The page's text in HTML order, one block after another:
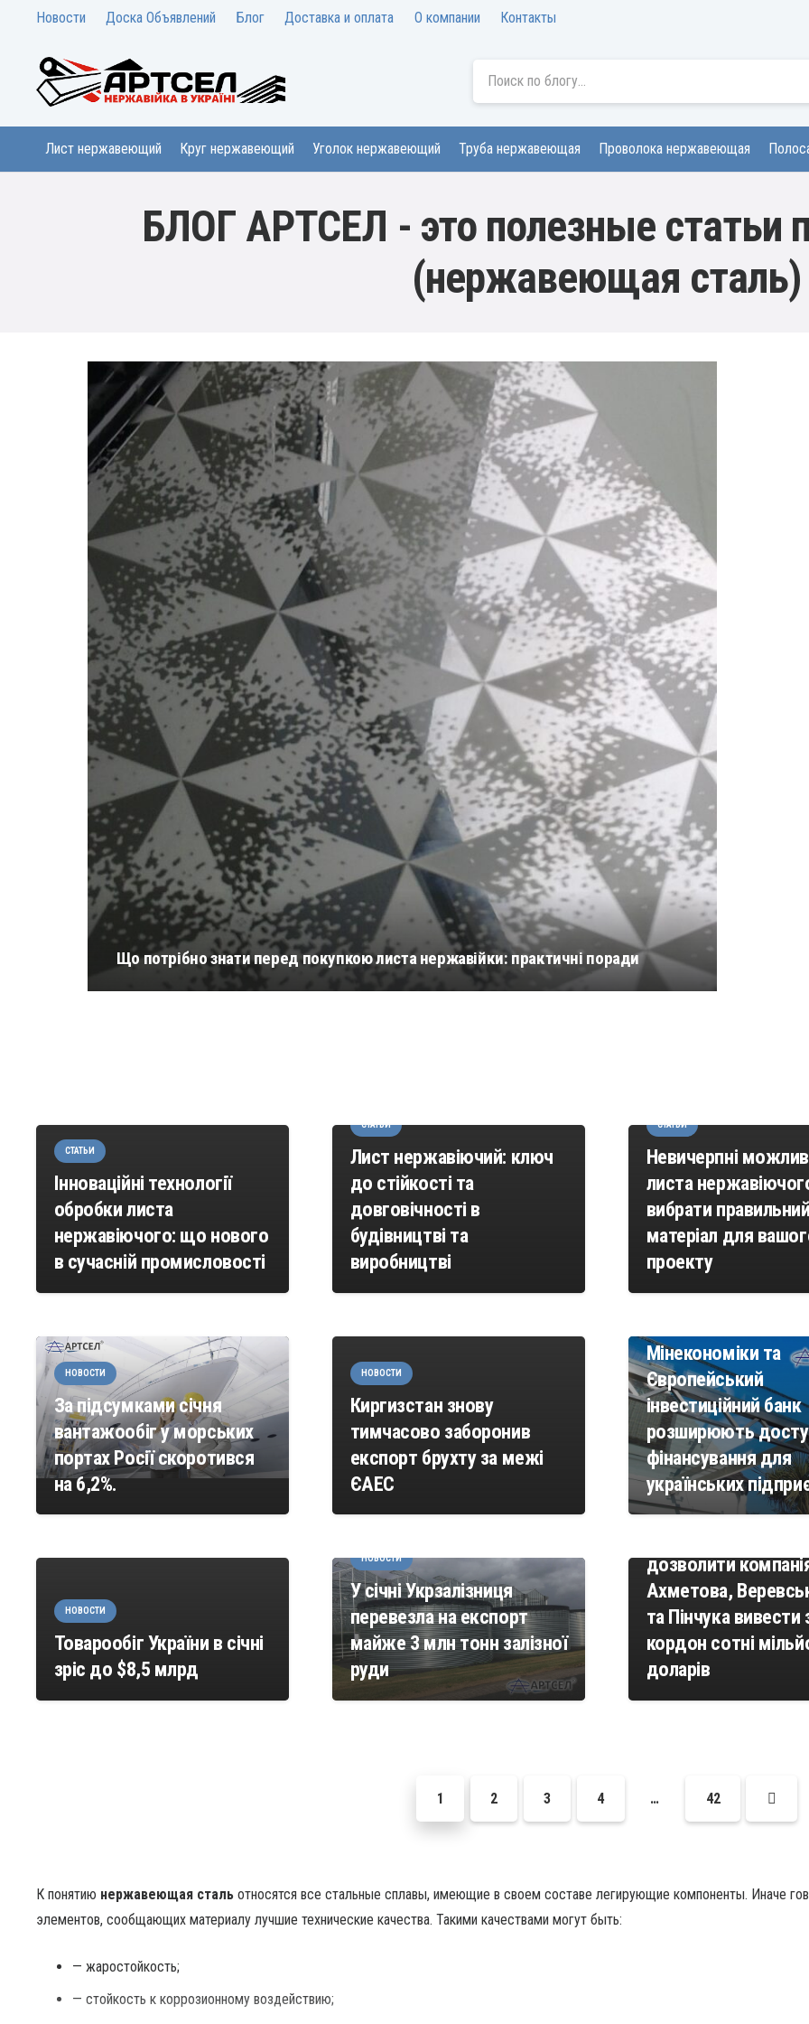
Новости Доска Объявлений Блог Доставка и оплата О компании Контакты
Лист нержавеющий Круг нержавеющий Уголок нержавеющий Труба нержавеющая Проволока нержавеющая
БЛОГ АРТСЕЛ - это полезные статьи
(нержавеющая сталь)
Що потрібно знати перед покупкою листа нержавійки: практичні поради
НОВОСТИ
Суд оголосив про
банкрутство заводу
СТАТЬИ
Переваги використання
листа нержавіючого у
виробництві харчових
СТАТЬИ
Лист нержавіючий:
естетика і
функціональність в
одному матеріалі
СТАТЬИ
Інноваційні технології
обробки листа
нержавіючого: що нового
в сучасній промисловості
СТАТЬИ
Лист нержавіючий: ключ
до стійкості та
довговічності в
будівництві та
виробництві
СТАТЬИ
Невичерпні
листа
вибрати правильний
матеріал для
проекту
НОВОСТИ
За підсумками січня
вантажообіг у морських
портах Росії скоротився
на 6,2%.
НОВОСТИ
Киргизстан знову
тимчасово заборонив
експорт брухту за межі
ЄАЕС
Мінекономіки та
Європейський
інвестиційний банк
розширюють
фінансування для
українських
НОВОСТИ
Товарообіг України в січні
зріс до $8,5 млрд
НОВОСТИ
У січні Укрзалізниця
перевезла на експорт
майже 3 млн тонн залізної
руди
НОВОСТИ
дозволити
Ахметова,
та Пінчука вивести
кордон сотні
доларів
1 2 3 4 … 42
К понятию нержавеющая сталь относятся все стальные сплавы, имеющие в своем составе легирующие компоненты. Иначе
элементов, сообщающих материалу лучшие технические качества. Такими качествами могут быть:
— жаростойкость;
— стойкость к коррозионному воздействию;